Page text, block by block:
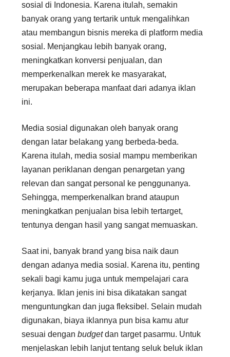
sosial di Indonesia. Karena itulah, semakin
banyak orang yang tertarik untuk mengalihkan
atau membangun bisnis mereka di platform media
sosial. Menjangkau lebih banyak orang,
meningkatkan konversi penjualan, dan
memperkenalkan merek ke masyarakat,
merupakan beberapa manfaat dari adanya iklan
ini.
Media sosial digunakan oleh banyak orang
dengan latar belakang yang berbeda-beda.
Karena itulah, media sosial mampu memberikan
layanan periklanan dengan penargetan yang
relevan dan sangat personal ke penggunanya.
Sehingga, memperkenalkan brand ataupun
meningkatkan penjualan bisa lebih tertarget,
tentunya dengan hasil yang sangat memuaskan.
Saat ini, banyak brand yang bisa naik daun
dengan adanya media sosial. Karena itu, penting
sekali bagi kamu juga untuk mempelajari cara
kerjanya. Iklan jenis ini bisa dikatakan sangat
menguntungkan dan juga fleksibel. Selain mudah
digunakan, biaya iklannya pun bisa kamu atur
sesuai dengan budgetdan target pasarmu. Untuk
menjelaskan lebih lanjut tentang seluk beluk iklan